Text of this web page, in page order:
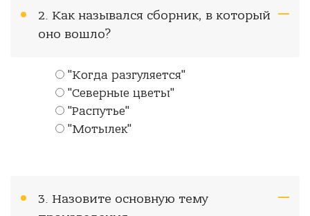
2. Как назывался сборник, в который
оно вошло?
"Когда разгуляется"
"Северные цветы"
"Распутье"
"Мотылек"
3. Назовите основную тему